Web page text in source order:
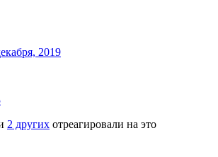
2019
2 других отреагировали на это